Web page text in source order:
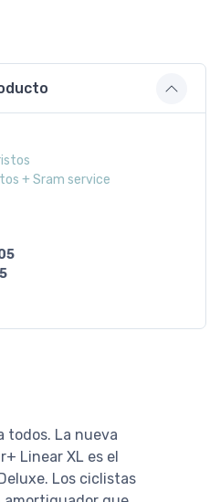
+ Sram service
todos. La nueva
Linear XL es el
Los ciclistas